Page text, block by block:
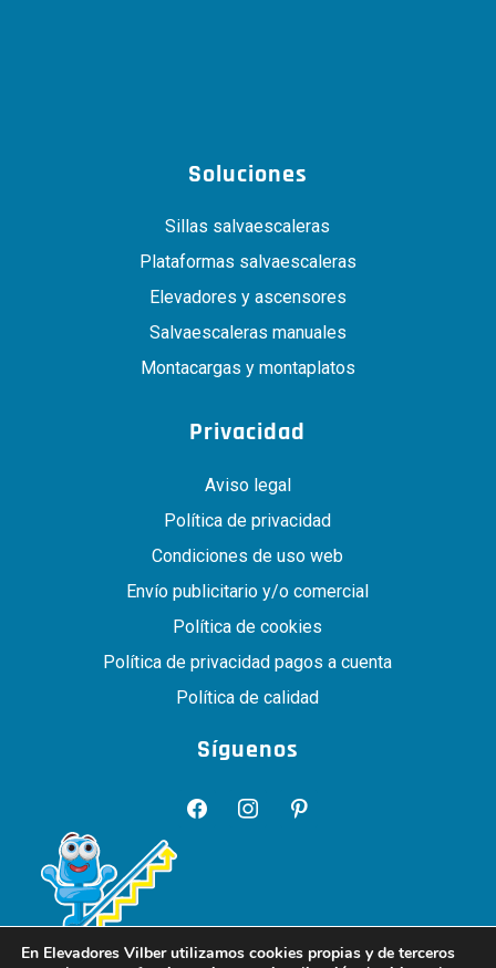
Soluciones
Sillas salvaescaleras
Plataformas salvaescaleras
Elevadores y ascensores
Salvaescaleras manuales
Montacargas y montaplatos
Privacidad
Aviso legal
Política de privacidad
Condiciones de uso web
Envío publicitario y/o comercial
Política de cookies
Política de privacidad pagos a cuenta
Política de calidad
Síguenos
En Elevadores Vilber utilizamos cookies propias y de terceros